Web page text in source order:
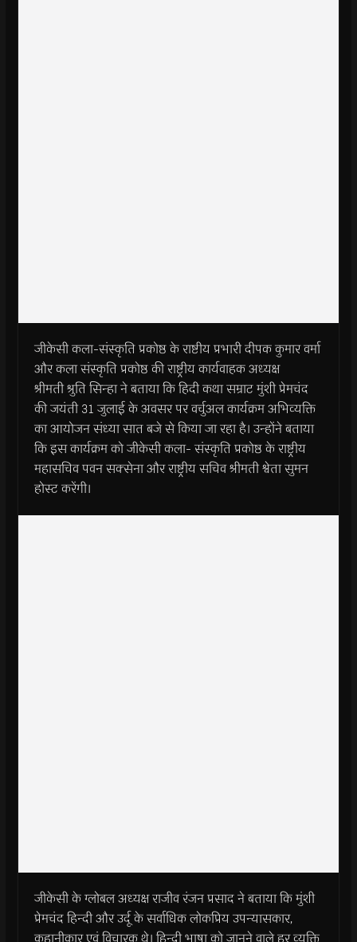
जीकेसी कला-संस्कृति प्रकोष्ठ के राष्टीय प्रभारी दीपक कुमार वर्मा
और कला संस्कृति प्रकोष्ठ की राष्ट्रीय कार्यवाहक अध्यक्ष
श्रीमती श्रुति सिन्हा ने बताया कि हिदी कथा सम्राट मुंशी प्रेमचंद
की जयंती 31 जुलाई के अवसर पर वर्चुअल कार्यक्रम अभिव्यक्ति
का आयोजन संध्या सात बजे से किया जा रहा है। उन्होंने बताया
कि इस कार्यक्रम को जीकेसी कला- संस्कृति प्रकोष्ठ के राष्ट्रीय
महासचिव पवन सक्सेना और राष्ट्रीय सचिव श्रीमती श्वेता सुमन
होस्ट करेंगी।
जीकेसी के ग्लोबल अध्यक्ष राजीव रंजन प्रसाद ने बताया कि मुंशी
प्रेमचंद हिन्दी और उर्दू के सर्वाधिक लोकप्रिय उपन्यासकार,